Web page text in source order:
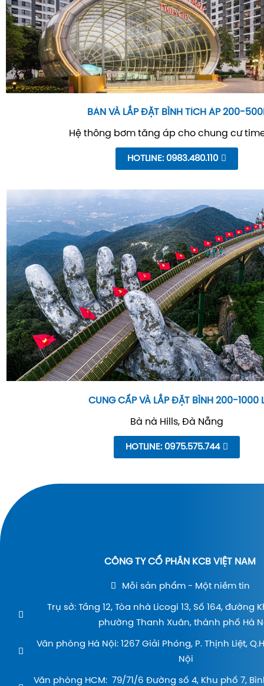
BÁN VÀ LẮP ĐẶT BÌNH TÍCH ÁP 200-
Hệ thông bơm tăng áp cho chung cư
HOTLINE: 0983.480.110
CUNG CẤP VÀ LẮP ĐẶT BÌNH 200-1000
Bà nà Hills, Đà Nẵng
HOTLINE: 0975.575.744
CÔNG TY CỔ PHẦN KCB VIỆT NAM
Mỗi sản phẩm - Một niềm tin
Trụ sở: Tầng 12, Tòa nhà Licogi 13, Số 164, đường
phường Thanh Xuân, thành phố Hà
Văn phòng Hà Nội: 1267 Giải Phóng, P. Thịnh Liệt,
Nội
Văn phòng HCM: 79/71/6 Đường số 4, Khu phố 7,